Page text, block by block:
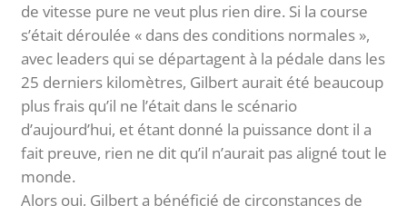
de vitesse pure ne veut plus rien dire. Si la course
s’était déroulée « dans des conditions normales »,
avec leaders qui se départagent à la pédale dans les
25 derniers kilomètres, Gilbert aurait été beaucoup
plus frais qu’il ne l’était dans le scénario
d’aujourd’hui, et étant donné la puissance dont il a
fait preuve, rien ne dit qu’il n’aurait pas aligné tout le
monde.
Alors oui, Gilbert a bénéficié de circonstances de